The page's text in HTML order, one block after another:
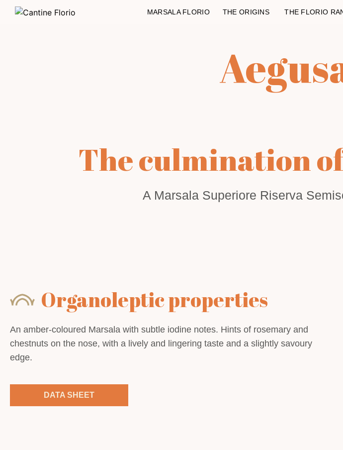
MARSALA FLORIO THE ORIGINS THE FLORIO
The culmination
A Marsala Superiore Riserva
Organoleptic properties
An amber-coloured Marsala with subtle iodine notes. Hints of rosemary and
chestnuts on the nose, with a lively and lingering taste and a slightly savoury
edge.
DATA SHEET